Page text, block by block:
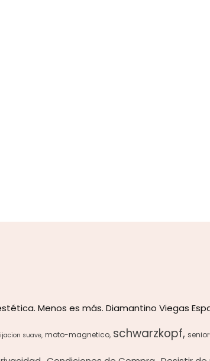
Menos es más. Diamantino Viegas
suave moto-magnetico schwarzkopf